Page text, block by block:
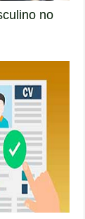
no